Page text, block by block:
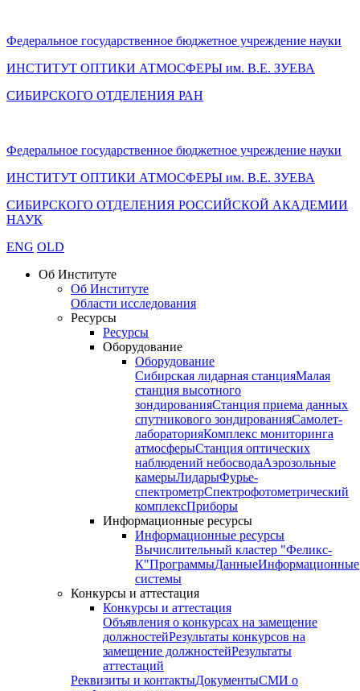
Федеральное государственное бюджетное учреждение науки
ИНСТИТУТ ОПТИКИ АТМОСФЕРЫ им. В.Е. ЗУЕВА
СИБИРСКОГО ОТДЕЛЕНИЯ РАН
Федеральное государственное бюджетное учреждение науки
ИНСТИТУТ ОПТИКИ АТМОСФЕРЫ им. В.Е. ЗУЕВА
СИБИРСКОГО ОТДЕЛЕНИЯ РОССИЙСКОЙ АКАДЕМИИ
НАУК
ENG OLD
Об Институте
Об Институте
Области исследования
Ресурсы
Ресурсы
Оборудование
Оборудование
Сибирская лидарная станцияМалая
станция высотного
зондированияСтанция приема данных
спутникового зондированияСамолет-
лабораторияКомплекс мониторинга
атмосферыСтанция оптических
наблюдений небосводаАэрозольные
камерыЛидарыФурье-
спектрометрСпектрофотометрический
комплексПриборы
Информационные ресурсы
Информационные ресурсы
Вычислительный кластер "Феликс-
К"ПрограммыДанныеИнформационные
системы
Конкурсы и аттестация
Конкурсы и аттестация
Объявления о конкурсах на замещение
должностейРезультаты конкурсов на
замещение должностейРезультаты
аттестаций
Реквизиты и контактыДокументыСМИ о